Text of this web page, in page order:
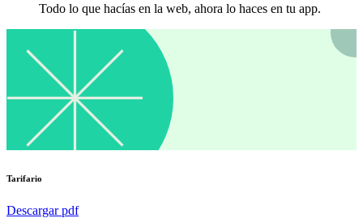
Todo lo que hacías en la web, ahora lo haces en tu app.
Tarifario
Descargar pdf